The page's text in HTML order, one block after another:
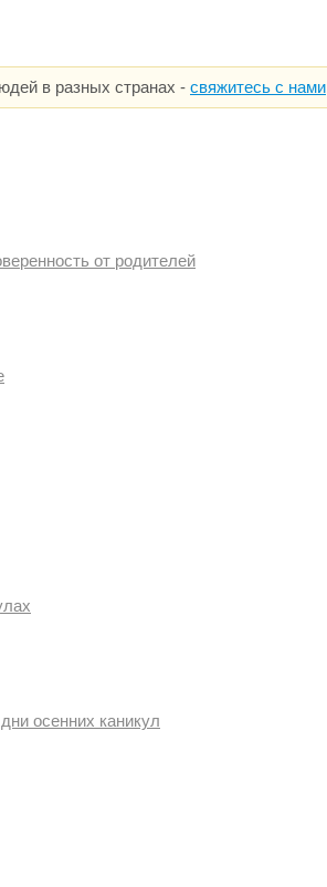
в разных странах - свяжитесь с нами
от родителей
осенних каникул